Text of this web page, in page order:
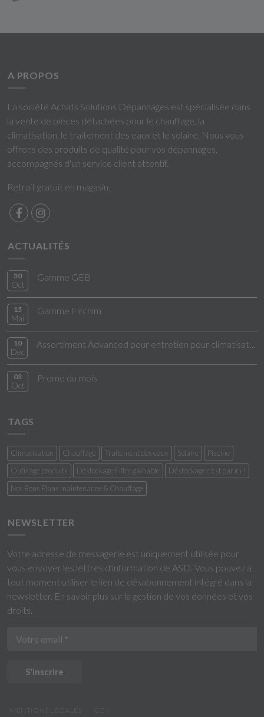
A PROPOS
La société Achats Solutions Dépannages est spécialisée dans
la vente de pièces détachées pour le chauffage, la
climatisation, le traitement des eaux et le solaire. Nous vous
offrons des produits de qualité pour vos dépannages,
accompagnés d'un service client attentif.
Retrait gratuit en magasin.
ACTUALITÉS
30
Oct
Gamme GEB
15
Mai
Gamme Firchim
10
Déc
03
Oct
Promo du mois
TAGS
Climatisation Chauffage Traitement des eaux Solaire
Piscine
Outillage produits
Déstockage Filtre gainable
Déstockage c'est par ici !
Nos Bons Plans maintenance & Chauffage
NEWSLETTER
Votre adresse de messagerie est uniquement utilisée pour
vous envoyer les lettres d'information de ASD. Vous pouvez à
tout moment utiliser le lien de désabonnement intégré dans la
newsletter. En savoir plus sur la gestion de vos données et vos
droits
S'inscrire